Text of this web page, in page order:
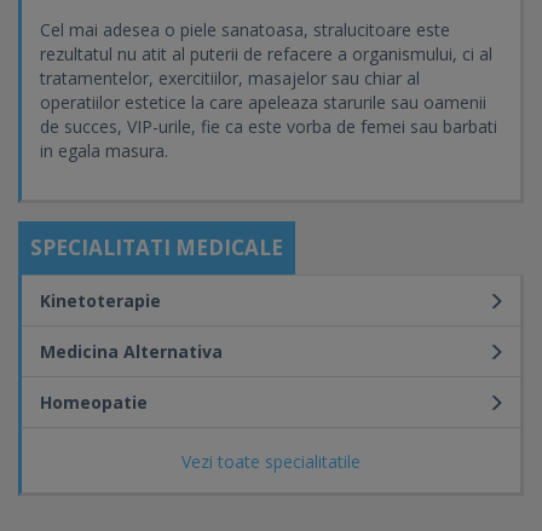
Cel mai adesea o piele sanatoasa, stralucitoare este
rezultatul nu atit al puterii de refacere a organismului, ci al
tratamentelor, exercitiilor, masajelor sau chiar al
operatiilor estetice la care apeleaza starurile sau oamenii
de succes, VIP-urile, fie ca este vorba de femei sau barbati
in egala masura.
SPECIALITATI MEDICALE
Vezi toate specialitatile
Kinetoterapie
Medicina Alternativa
Homeopatie